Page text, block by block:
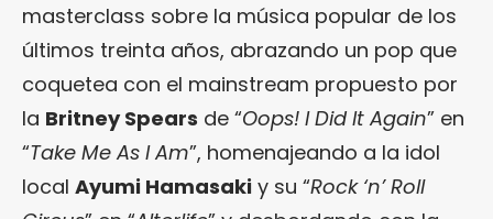
masterclass sobre la música popular de los
últimos treinta años, abrazando un pop que
coquetea con el mainstream propuesto por
la Britney Spears de “Oops! I Did It Again” en
“Take Me As I Am”, homenajeando a la idol
local Ayumi Hamasaki y su “Rock ‘n’ Roll